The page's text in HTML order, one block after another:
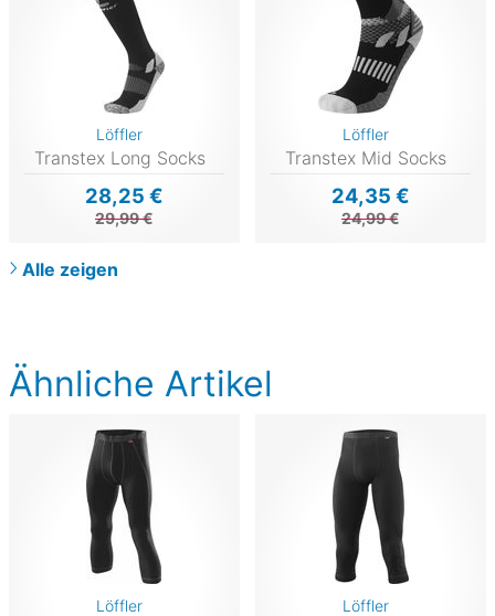
Ähnliche Artikel
Löffler Löffler
Löffler
Transtex Long Socks
28,25 €
29,99 €
Löffler
Transtex Mid Socks
24,35 €
24,99 €
Alle zeigen